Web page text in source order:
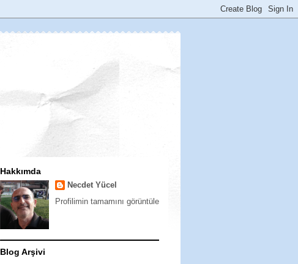
Hakkımda
Necdet Yücel
Profilimin tamamını görüntüle
Blog Arşivi